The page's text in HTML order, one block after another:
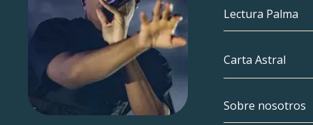
Capricornio
Piscis
Aries
Lectura Palma
Carta Astral
Carta Astral
Sobre nosotros